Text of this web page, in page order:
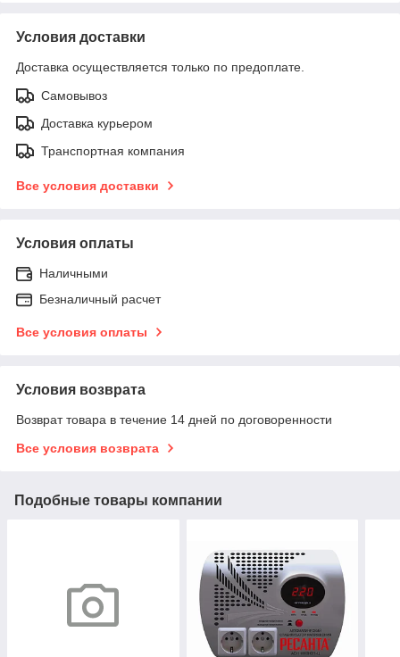
Условия доставки
Доставка осуществляется только по предоплате.
Самовывоз
Доставка курьером
Транспортная компания
Все условия доставки
Условия оплаты
Наличными
Безналичный расчет
Все условия оплаты
Условия возврата
Возврат товара в течение 14 дней по договоренности
Все условия возврата
Подобные товары компании